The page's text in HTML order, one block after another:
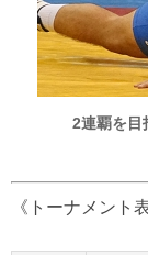
2連覇を目
《トーナメント表